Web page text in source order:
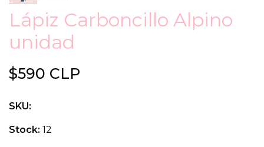
Lápiz Carboncillo Alpino
unidad
$590 CLP
SKU:
Stock: 12